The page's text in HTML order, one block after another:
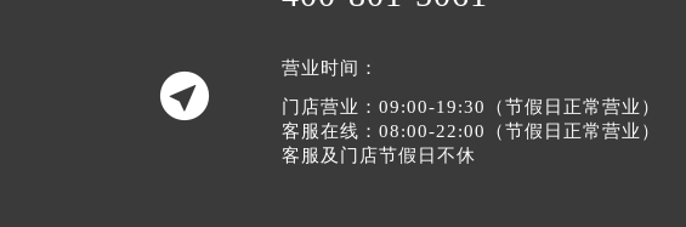

营业时间：
门店营业：09:00-19:30（节假日正常营业）
客服在线：08:00-22:00（节假日正常营业）
客服及门店节假日不休